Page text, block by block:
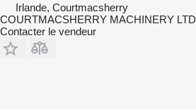
Irlande, Courtmacsherry
COURTMACSHERRY MACHINERY LTD
Contacter le vendeur